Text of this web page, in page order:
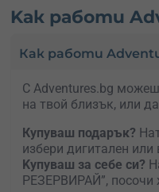
Kак работи
Как работи
С Adventures.bg
на твой близък, или
Купуваш подарък?
избери дигитален
Kупуваш за себе си?
РЕЗЕРВИРАЙ”, посочи